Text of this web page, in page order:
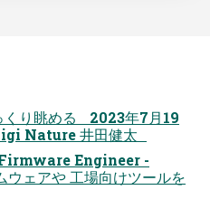
り眺める 2023年7月19
Nature 井田健太
Engineer -
ェアや 工場向けツールを